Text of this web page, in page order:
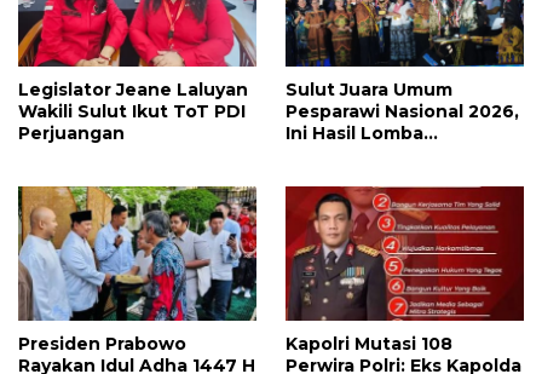
Legislator Jeane Laluyan
Wakili Sulut Ikut ToT PDI
Perjuangan
Sulut Juara Umum
Pesparawi Nasional 2026,
Ini Hasil Lomba
Presiden Prabowo
Rayakan Idul Adha 1447 H
Kapolri Mutasi 108
Perwira Polri: Eks Kapolda